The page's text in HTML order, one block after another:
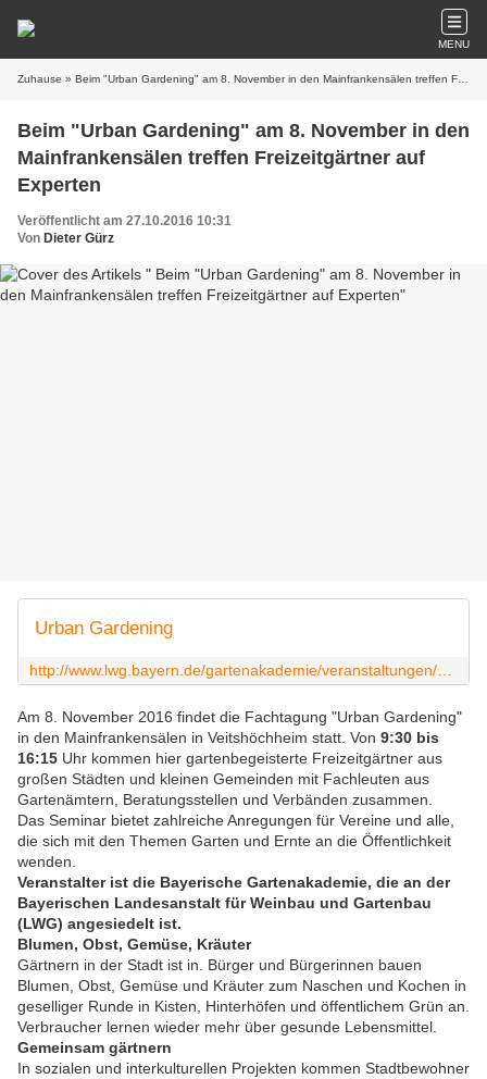
MENU
Zuhause » Beim "Urban Gardening" am 8. November in den Mainfrankensälen treffen Freizeitgärtner auf Experten
Beim "Urban Gardening" am 8. November in den
Mainfrankensälen treffen Freizeitgärtner auf
Experten
Veröffentlicht am 27.10.2016 10:31
Von Dieter Gürz
Urban Gardening
Am 8. November 2016 findet die Fachtagung "Urban Gardening"
in den Mainfrankensälen in Veitshöchheim statt. Von 9:30 bis
16:15 Uhr kommen hier gartenbegeisterte Freizeitgärtner aus
großen Städten und kleinen Gemeinden mit Fachleuten aus
Gartenämtern, Beratungsstellen und Verbänden zusammen.
Das Seminar bietet zahlreiche Anregungen für Vereine und alle,
die sich mit den Themen Garten und Ernte an die Öffentlichkeit
wenden.
Veranstalter ist die Bayerische Gartenakademie, die an der
Bayerischen Landesanstalt für Weinbau und Gartenbau
(LWG) angesiedelt ist.
Blumen, Obst, Gemüse, Kräuter
Gärtnern in der Stadt ist in. Bürger und Bürgerinnen bauen
Blumen, Obst, Gemüse und Kräuter zum Naschen und Kochen in
geselliger Runde in Kisten, Hinterhöfen und öffentlichem Grün an.
Verbraucher lernen wieder mehr über gesunde Lebensmittel.
Gemeinsam gärtnern
In sozialen und interkulturellen Projekten kommen Stadtbewohner